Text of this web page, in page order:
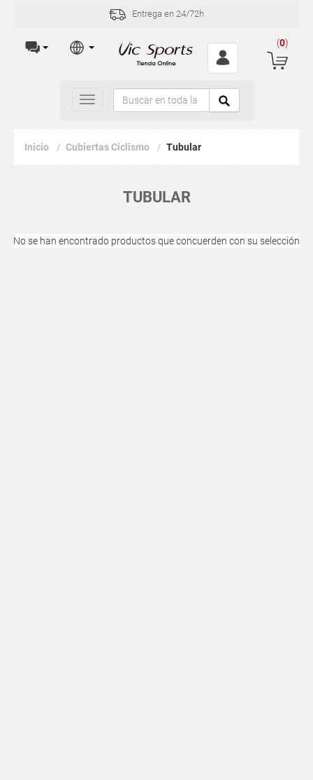
Entrega en 24/72h
(0)
Toggle
navigation
Inicio Cubiertas Ciclismo Tubular
TUBULAR
No se han encontrado productos que concuerden con su selección